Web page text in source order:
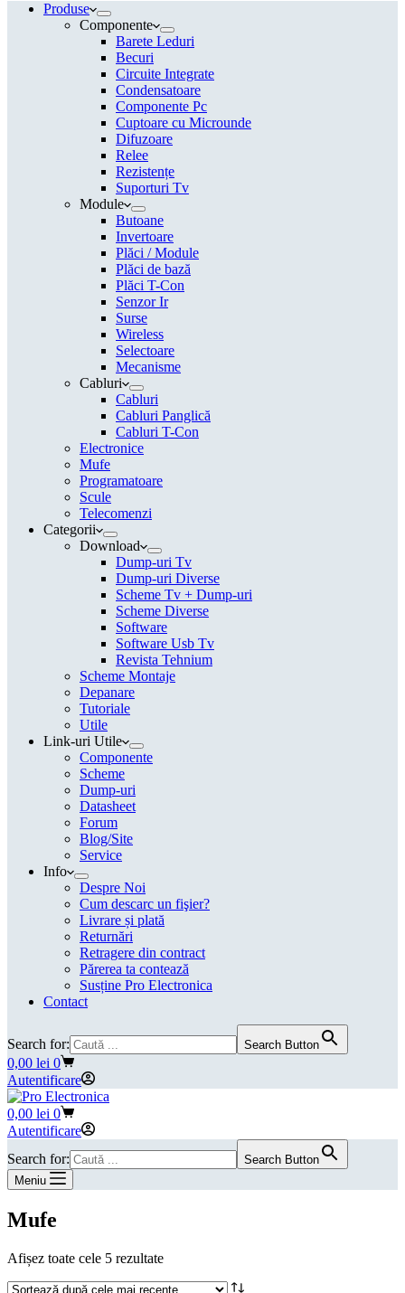
Produse
Componente
Barete Leduri
Becuri
Circuite Integrate
Condensatoare
Componente Pc
Cuptoare cu Microunde
Difuzoare
Relee
Rezistențe
Suporturi Tv
Module
Butoane
Invertoare
Plăci / Module
Plăci de bază
Plăci T-Con
Senzor Ir
Surse
Wireless
Selectoare
Mecanisme
Cabluri
Cabluri
Cabluri Panglică
Cabluri T-Con
Electronice
Mufe
Programatoare
Scule
Telecomenzi
Categorii
Download
Dump-uri Tv
Dump-uri Diverse
Scheme Tv + Dump-uri
Scheme Diverse
Software
Software Usb Tv
Revista Tehnium
Scheme Montaje
Depanare
Tutoriale
Utile
Link-uri Utile
Componente
Scheme
Dump-uri
Datasheet
Forum
Blog/Site
Service
Info
Despre Noi
Cum descarc un fişier?
Livrare și plată
Returnări
Retragere din contract
Părerea ta contează
Susține Pro Electronica
Contact
Search for: Search Button
Coș
de
cumpărături
0,00 lei 0
Autentificare
Coș
de
cumpărături
0,00 lei 0
Autentificare
Search for:
Search Button
Meniu
Mufe
Afișez toate cele 5 rezultateSortat
cele